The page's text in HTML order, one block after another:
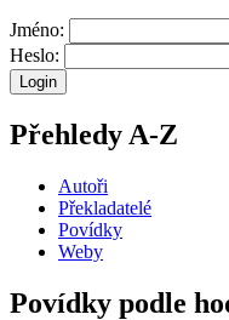
Jméno:
Heslo:
Přehledy A-Z
Autoři
Překladatelé
Povídky
Weby
Povídky podle